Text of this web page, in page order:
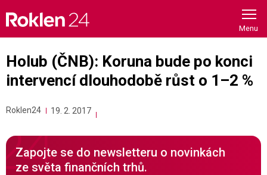
content
Holub (ČNB): Koruna bude po konci
intervencí dlouhodobě růst o 1–2 %
Roklen24 19. 2. 2017
Zapojte se do newsletteru o novinkách
ze světa finančních trhů.